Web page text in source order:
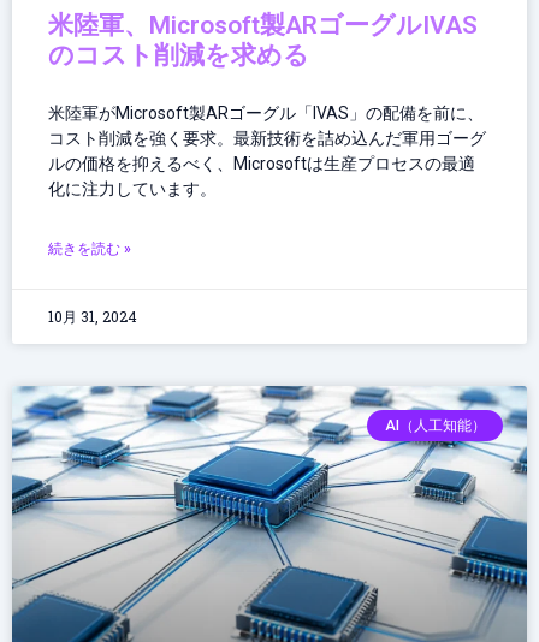
米陸軍、Microsoft製ARゴーグルIVAS
のコスト削減を求める
米陸軍がMicrosoft製ARゴーグル「IVAS」の配備を前に、
コスト削減を強く要求。最新技術を詰め込んだ軍用ゴーグ
ルの価格を抑えるべく、Microsoftは生産プロセスの最適
化に注力しています。
続きを読む »
10月 31, 2024
AI（人工知能）